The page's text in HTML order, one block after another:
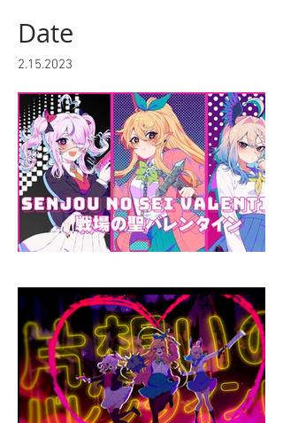
Date
2.15.2023